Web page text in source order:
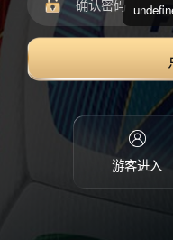
游客进入